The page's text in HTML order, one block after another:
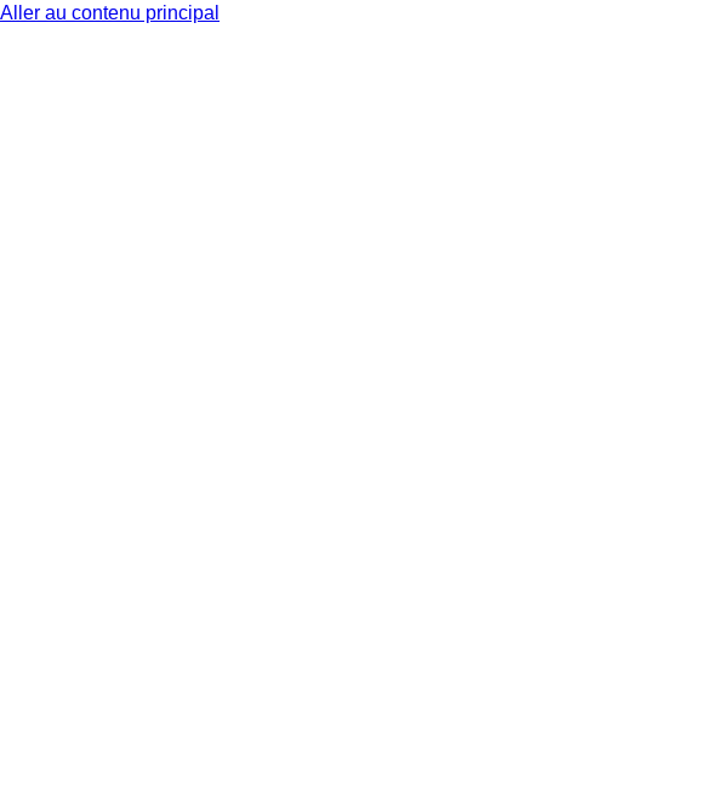
Aller au contenu principal